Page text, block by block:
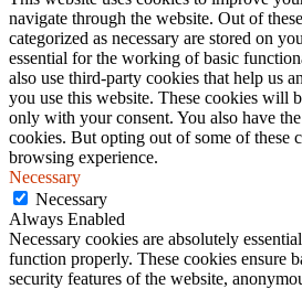
navigate through the website. Out of
categorized as necessary are stored on
essential for the working of basic
also use third-party cookies that help us
you use this website. These cookies will
only with your consent. You also have
cookies. But opting out of some of these
browsing experience.
Necessary
Necessary
Always Enabled
Necessary cookies are absolutely
function properly. These cookies ensure
security features of the website,